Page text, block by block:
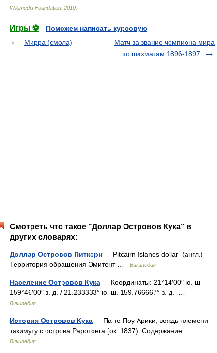
Wikimedia Foundation 2010
Игры ⚽
Поможем написать курсовую
Мирра (смола)
Матч за звание чемпиона мира
по шахматам 1896-1897
Смотреть что такое "Доллар Островов Кука" в
других словарях:
Доллар Островов Питкэрн — Pitcairn Islands dollar (англ.)
Территория обращения Эмитент …
Википедия
Население Островов Кука — Координаты: 21°14′00″ ю. ш.
159°46′00″ з. д. / 21.233333° ю. ш. 159.766667° з. д. …
Википедия
История Островов Кука — Па те Поу Арики, вождь племени
такимуту с острова Раротонга (ок. 1837). Содержание …
Википедия